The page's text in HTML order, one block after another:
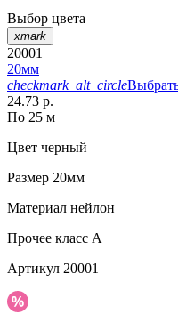
Выбор цвета
xmark
20001
20мм
checkmark_alt_circle
24.73 р.
По 25 м
Цвет черный
Размер 20мм
Материал нейлон
Прочее класс А
Артикул 20001